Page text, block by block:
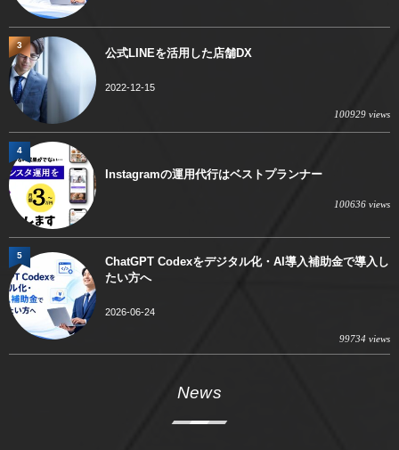
公式LINEを活用した店舗DX
2022-12-15
100929 views
3
Instagramの運用代行はベストプランナー
100636 views
4
ChatGPT Codexをデジタル化・AI導入補助金で導入し
たい方へ
2026-06-24
99734 views
5
News